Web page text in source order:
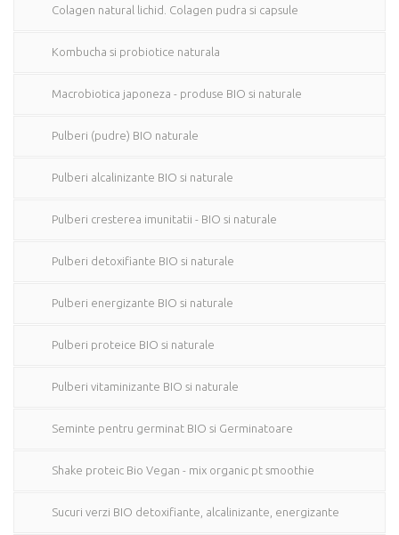
Colagen natural lichid. Colagen pudra si capsule
Kombucha si probiotice naturala
Macrobiotica japoneza - produse BIO si naturale
Pulberi (pudre) BIO naturale
Pulberi alcalinizante BIO si naturale
Pulberi cresterea imunitatii - BIO si naturale
Pulberi detoxifiante BIO si naturale
Pulberi energizante BIO si naturale
Pulberi proteice BIO si naturale
Pulberi vitaminizante BIO si naturale
Seminte pentru germinat BIO si Germinatoare
Shake proteic Bio Vegan - mix organic pt smoothie
Sucuri verzi BIO detoxifiante, alcalinizante, energizante